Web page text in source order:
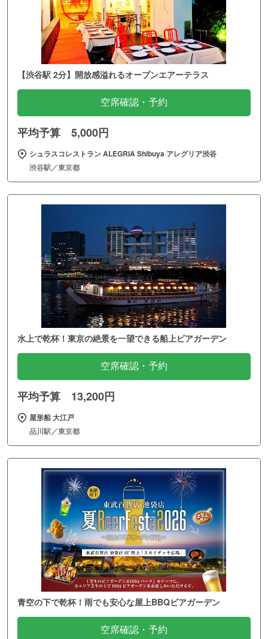
【渋谷駅 2分】開放感溢れるオープンエアーテラス
空席確認・予約
平均予算 5,000円
シュラスコレストラン ALEGRIA Shibuya アレグリア渋谷
渋谷駅／東京都
水上で乾杯！東京の絶景を一望できる船上ビアガーデン
空席確認・予約
平均予算 13,200円
屋形船 大江戸
品川駅／東京都
青空の下で乾杯！雨でも安心な屋上BBQビアガーデン
空席確認・予約